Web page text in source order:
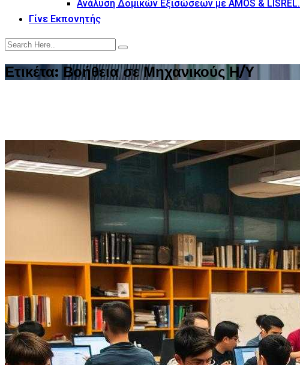
Ανάλυση Δομικών Εξισώσεων με AMOS & LISREL.
Γίνε Εκπονητής
Ετικέτα: Βοήθεια σε Μηχανικούς Η/Υ